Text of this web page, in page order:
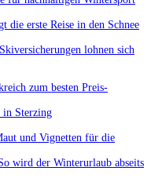
die erste Reise in den Schnee
lohnen sich
zum besten Preis-
in Sterzing
und Vignetten für die
wird der Winterurlaub abseits